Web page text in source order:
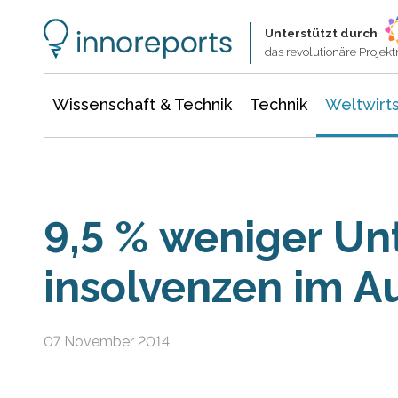
Unterstützt durch
das revolutionäre
Wissenschaft & Technik Technik
9,5 % weni­ger
insolven­zen im
07 November 2014